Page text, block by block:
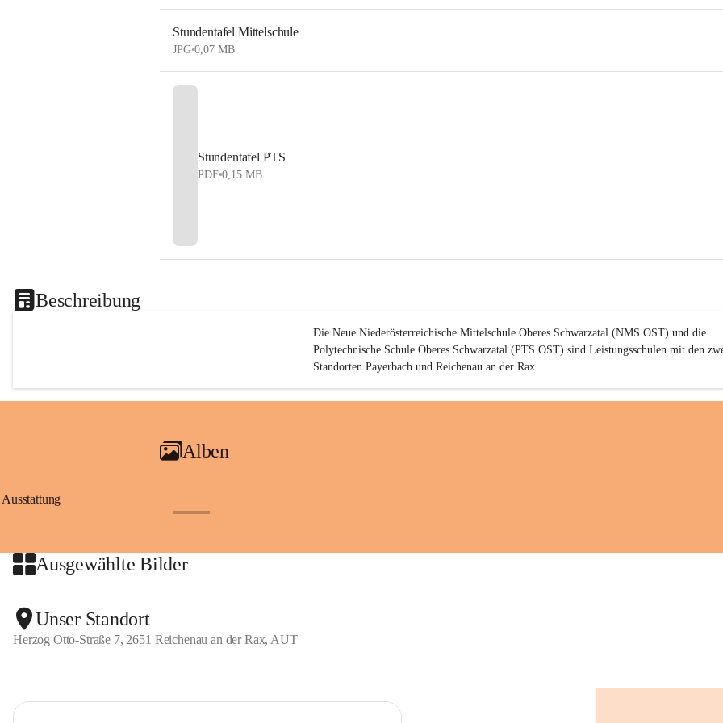
Stundentafel Mittelschule
JPG•0,07 MB
Stundentafel PTS
PDF•0,15 MB
Beschreibung
Die Neue Niederösterreichische Mittelschule Oberes Schwarzatal (NMS OST) und die
Polytechnische Schule Oberes Schwarzatal (PTS OST) sind Leistungsschulen mit den
Standorten Payerbach und Reichenau an der Rax.
Alben
Ausstattung
Ausgewählte Bilder
Unser Standort
Herzog Otto-Straße 7, 2651 Reichenau an der Rax, AUT